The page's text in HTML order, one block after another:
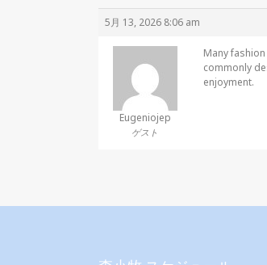
5月 13, 2026 8:06 am
Eugeniojep
ゲスト
Many
commonly
enjoyment.